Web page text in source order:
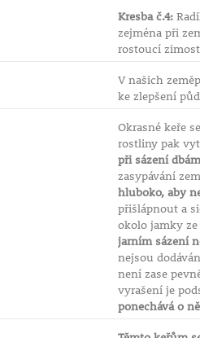
Kresba č.4:
zejména při
rostoucí
V našich
ke zlepšení
Okrasné keře
rostliny pak
při sázení
zasypávání
hluboko, aby
přišlápnout a
okolo jamky
jarním sázení
nejsou
není zase
vyrašení je
ponechává o